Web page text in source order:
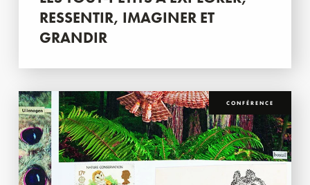
RESSENTIR, IMAGINER ET
GRANDIR
CONFÉRENCE